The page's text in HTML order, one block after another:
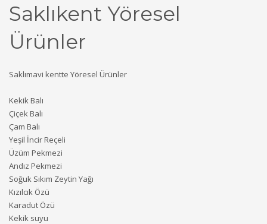
Saklıkent Yöresel
Ürünler
Saklımavi kentte Yöresel Ürünler
Kekik Balı
Çiçek Balı
Çam Balı
Yeşil İncir Reçeli
Üzüm Pekmezi
Andız Pekmezi
Soğuk Sıkım Zeytin Yağı
Kızılcık Özü
Karadut Özü
Kekik suyu